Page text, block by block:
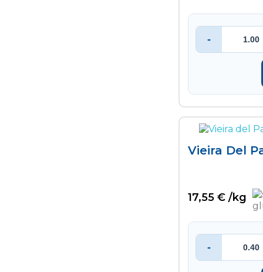
-
Vieira Del
17,55 € /kg
-